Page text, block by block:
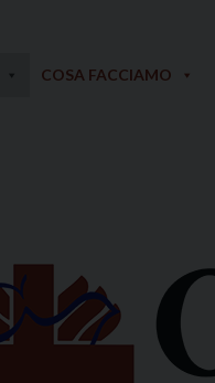
COSA FACCIAMO